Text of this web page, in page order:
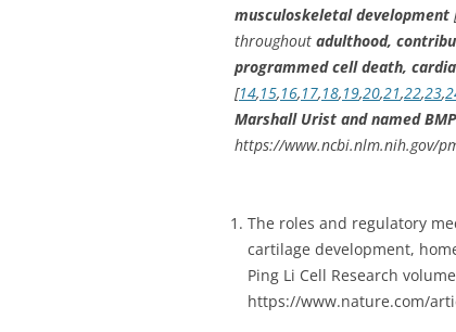
musculoskeletal development
throughout adulthood,
programmed cell death,
[14,15,16,17,18,19,20,21,22,23,
Marshall Urist and named
https://www.ncbi.nlm.nih.gov/
The roles and regulatory
cartilage development,
Ping Li Cell Research
https://www.nature.com/